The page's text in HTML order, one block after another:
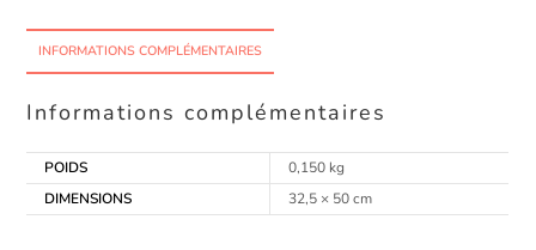
INFORMATIONS COMPLÉMENTAIRES
Informations complémentaires
POIDS
0,150 kg
DIMENSIONS
32,5 × 50 cm